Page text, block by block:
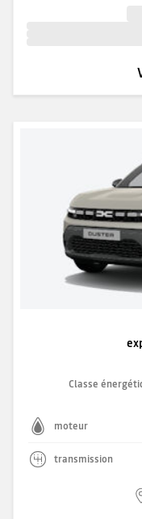
Classe
moteur
transmission